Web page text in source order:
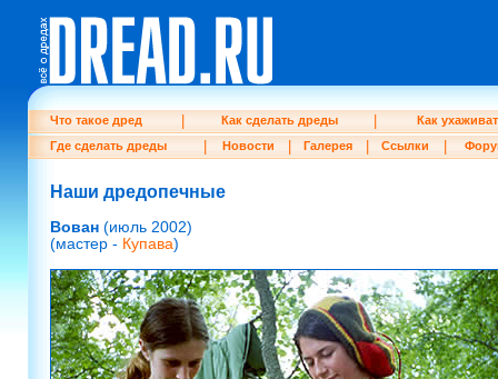
Что такое дред Как сделать дреды
Как
Где сделать дреды
Новости Галерея Ссылки
Наши дредопечные
Вован (июль 2002)
(мастер - Купава)